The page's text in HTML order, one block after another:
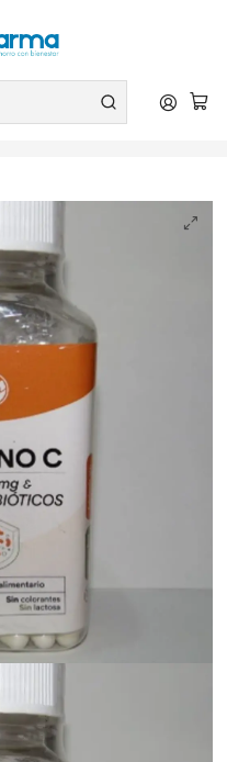
Rappi - Atención exclusiva
120 Cápsulas. Natural